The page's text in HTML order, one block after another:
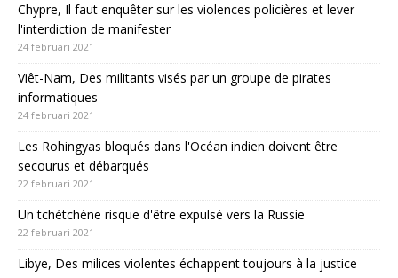
Chypre, Il faut enquêter sur les violences policières et lever
l'interdiction de manifester
24 februari 2021
Viêt-Nam, Des militants visés par un groupe de pirates
informatiques
24 februari 2021
Les Rohingyas bloqués dans l'Océan indien doivent être
secourus et débarqués
22 februari 2021
Un tchétchène risque d'être expulsé vers la Russie
22 februari 2021
Libye, Des milices violentes échappent toujours à la justice